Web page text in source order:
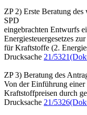
ZP 2) Erste Beratung
SPD
eingebrachten Entwurfs
Energiesteuergesetzes
für Kraftstoffe (2.
Drucksache 21/5321
ZP 3) Beratung des
Von der Einführung einer
Kraftstoffpreisen durch
Drucksache 21/5326